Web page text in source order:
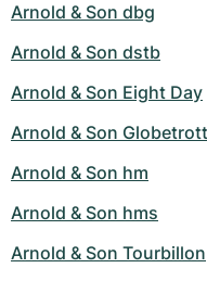
Arnold & Son dbg
Arnold & Son dstb
Arnold & Son Eight Day
Arnold & Son
Arnold & Son hm
Arnold & Son hms
Arnold & Son Tourbillon